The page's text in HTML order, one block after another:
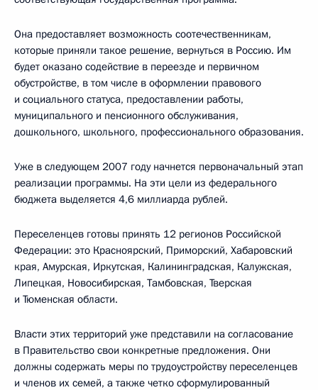
Она предоставляет возможность соотечественникам,
которые приняли такое решение, вернуться в Россию. Им
будет оказано содействие в переезде и первичном
обустройстве, в том числе в оформлении правового
и социального статуса, предоставлении работы,
муниципального и пенсионного обслуживания,
дошкольного, школьного, профессионального образования.
Уже в следующем 2007 году начнется первоначальный этап
реализации программы. На эти цели из федерального
бюджета выделяется 4,6 миллиарда рублей.
Переселенцев готовы принять 12 регионов Российской
Федерации: это Красноярский, Приморский, Хабаровский
края, Амурская, Иркутская, Калининградская, Калужская,
Липецкая, Новосибирская, Тамбовская, Тверская
и Тюменская области.
Власти этих территорий уже представили на согласование
в Правительство свои конкретные предложения. Они
должны содержать меры по трудоустройству переселенцев
и членов их семей, а также четко сформулированный